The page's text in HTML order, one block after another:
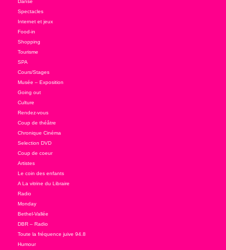
Danse
Spectacles
Internet et jeux
Food-in
Shopping
Tourisme
SPA
Cours/Stages
Musée – Exposition
Going out
Culture
Rendez-vous
Coup de théâtre
Chronique Cinéma
Selection DVD
Coup de coeur
Artistes
Le coin des enfants
A La vitrine du Libraire
Radio
Monday
Bethel-Vallée
DBR – Radio
Toute la fréquence juive 94.8
Humour